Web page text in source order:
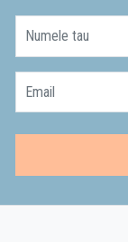
Numele tau
Email